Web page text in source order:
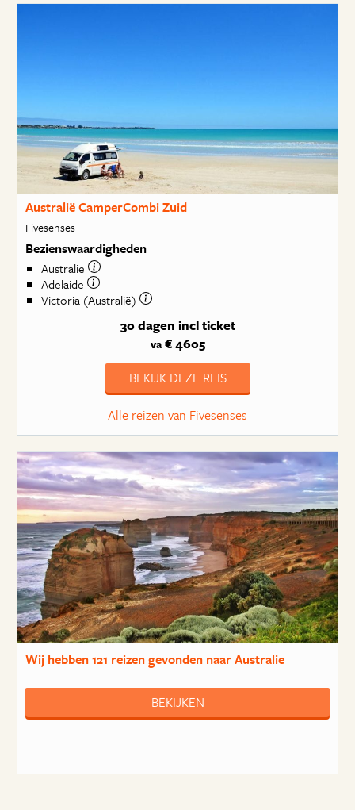
Australië CamperCombi Zuid
Fivesenses
Bezienswaardigheden
Australie
Adelaide
Victoria (Australië)
30 dagen incl ticket
va€ 4605
BEKIJK DEZE REIS
Alle reizen van Fivesenses
Wij hebben121 reizengevonden naar Australie
BEKIJKEN